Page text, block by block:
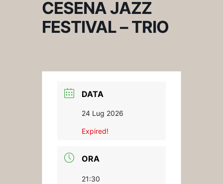
CESENA JAZZ
FESTIVAL – TRIO
DATA
24 Lug 2026
Expired!
ORA
21:30